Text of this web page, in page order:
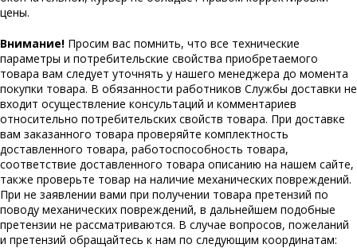
цены.
Внимание! Просим вас помнить, что все технические
параметры и потребительские свойства приобретаемого
товара вам следует уточнять у нашего менеджера до момента
покупки товара. В обязанности работников Службы доставки не
входит осуществление консультаций и комментариев
относительно потребительских свойств товара. При доставке
вам заказанного товара проверяйте комплектность
доставленного товара, работоспособность товара,
соответствие доставленного товара описанию на нашем сайте,
также проверьте товар на наличие механических повреждений.
При не заявлении вами при получении товара претензий по
поводу механических повреждений, в дальнейшем подобные
претензии не рассматриваются. В случае вопросов, пожеланий
и претензий обращайтесь к нам по следующим координатам: